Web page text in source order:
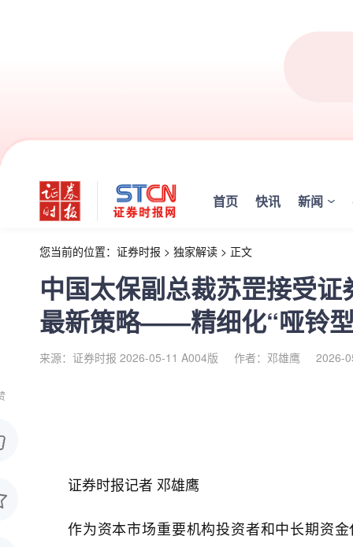
首页 快讯 新闻
您当前的位置： 证券时报 > 独家解读 > 正文
中国太保副总裁苏罡接受
最新策略——精细化“哑铃
来源：证券时报 2026-05-11 A004版 作者：邓雄鹰 2026-
证券时报记者 邓雄鹰
作为资本市场重要机构投资者和中长期资